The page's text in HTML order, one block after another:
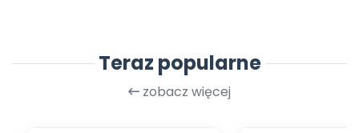
Teraz popularne
zobacz więcej